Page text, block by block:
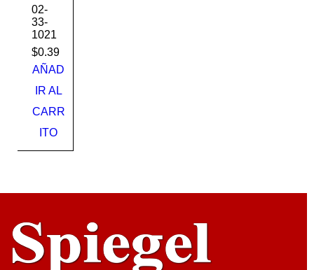
CO
UP
LIN
G
LIS
O
PV
C
2"
02-
33-
1021
$0.39
AÑAD
IR AL
CARR
ITO